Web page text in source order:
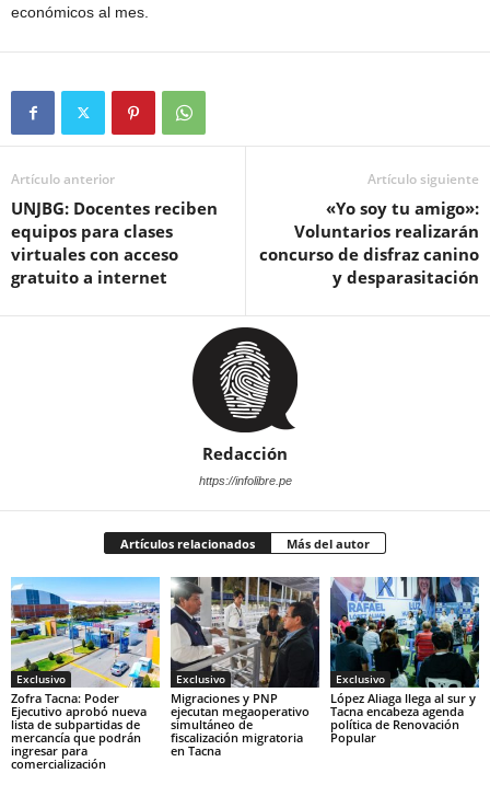
económicos al mes.
Artículo anterior
UNJBG: Docentes reciben
equipos para clases
virtuales con acceso
gratuito a internet
Artículo siguiente
«Yo soy tu amigo»:
Voluntarios realizarán
concurso de disfraz canino
y desparasitación
Redacción
https://infolibre.pe
Artículos relacionados Más del autor
Exclusivo
Zofra Tacna: Poder
Ejecutivo aprobó nueva
lista de subpartidas de
mercancía que podrán
ingresar para
comercialización
Exclusivo
Migraciones y PNP
ejecutan megaoperativo
simultáneo de
fiscalización migratoria
en Tacna
Exclusivo
López Aliaga llega al sur y
Tacna encabeza agenda
política de Renovación
Popular